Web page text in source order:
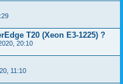
T20 (Xeon E3-1225) ?
20:10
11:10